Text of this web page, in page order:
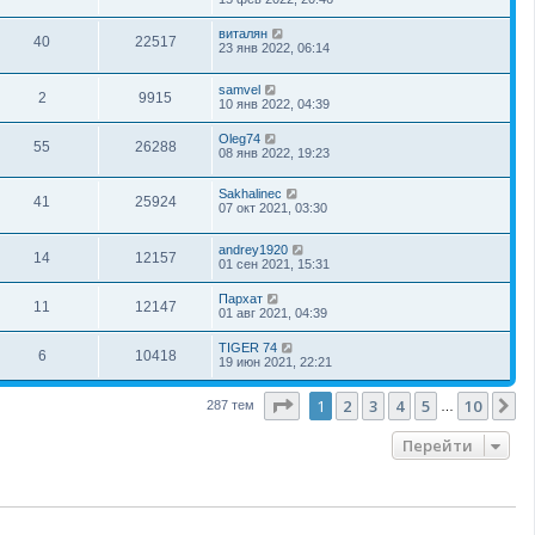
40 22517
виталян
23 янв 2022, 06:14
2 9915
samvel
10 янв 2022, 04:39
55 26288
Oleg74
08 янв 2022, 19:23
41 25924
Sakhalinec
07 окт 2021, 03:30
14 12157
andrey1920
01 сен 2021, 15:31
11 12147
Пархат
01 авг 2021, 04:39
6 10418
TIGER 74
19 июн 2021, 22:21
287 тем Страница из 10
1 2 3 4 5 10
Перейти